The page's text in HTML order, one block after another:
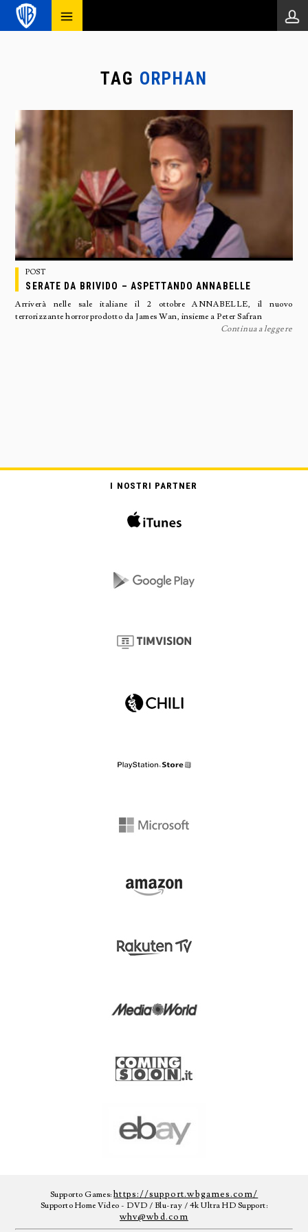
TAG ORPHAN
POST
SERATE DA BRIVIDO – ASPETTANDO ANNABELLE
Arriverà nelle sale italiane il 2 ottobre ANNABELLE, il nuovo
terrorizzante horror prodotto da James Wan, insieme a Peter Safran
Continua a leggere
I NOSTRI PARTNER
Supporto Games:https://support.wbgames.com/
Supporto Home Video - DVD / Blu-ray / 4k Ultra HD Support:
whv@wbd.com